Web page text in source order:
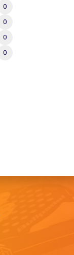
0
0
0
0